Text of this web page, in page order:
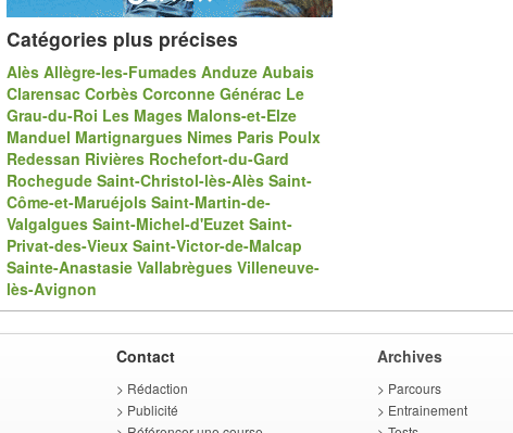
Catégories plus précises
Alès Allègre-les-Fumades Anduze Aubais
Clarensac Corbès Corconne Générac Le
Grau-du-Roi Les Mages Malons-et-Elze
Manduel Martignargues Nimes Paris Poulx
Redessan Rivières Rochefort-du-Gard
Rochegude Saint-Christol-lès-Alès Saint-
Côme-et-Maruéjols Saint-Martin-de-
Valgalgues Saint-Michel-d'Euzet Saint-
Privat-des-Vieux Saint-Victor-de-Malcap
Sainte-Anastasie Vallabrègues Villeneuve-
lès-Avignon
Contact
> Rédaction
> Publicité
Archives
> Parcours
> Entrainement